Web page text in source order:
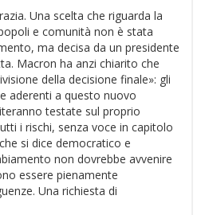
Una scelta che riguarda la
e comunità non è stata
ma decisa da un presidente
Macron ha anzi chiarito che
della decisione finale»: gli
aderenti a questo nuovo
testate sul proprio
i rischi, senza voce in capitolo
si dice democratico e
non dovrebbe avvenire
essere pienamente
Una richiesta di